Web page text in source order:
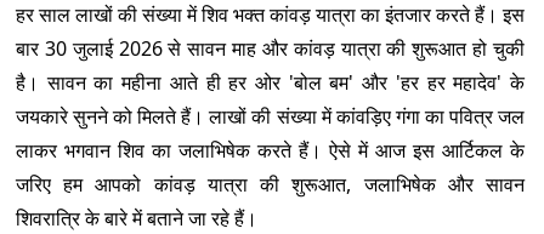
हर साल लाखों की संख्या में शिव भक्त कांवड़ यात्रा का इंतजार करते हैं। इस
बार 30 जुलाई 2026 से सावन माह और कांवड़ यात्रा की शुरूआत हो चुकी
है। सावन का महीना आते ही हर ओर 'बोल बम' और 'हर हर महादेव' के
जयकारे सुनने को मिलते हैं। लाखों की संख्या में कांवड़िए गंगा का पवित्र जल
लाकर भगवान शिव का जलाभिषेक करते हैं। ऐसे में आज इस आर्टिकल के
जरिए हम आपको कांवड़ यात्रा की शुरूआत, जलाभिषेक और सावन
शिवरात्रि के बारे में बताने जा रहे हैं।